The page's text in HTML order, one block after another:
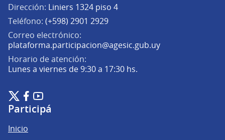
Dirección: Liniers 1324 piso 4
Teléfono: (+598) 2901 2929
Correo electrónico:
plataforma.participacion@agesic.gub.uy(Abrir en una
Horario de atención:
Lunes a viernes de 9:30 a 17:30 hs.
Plataforma de Participación Ciudadana Digital en X
(Enlace externo)
Plataforma de Participación Ciudadana Digital en Facebook
(Enlace externo)
Plataforma de Participación Ciudadana Digital en
(Enlace externo)
Participá
Inicio